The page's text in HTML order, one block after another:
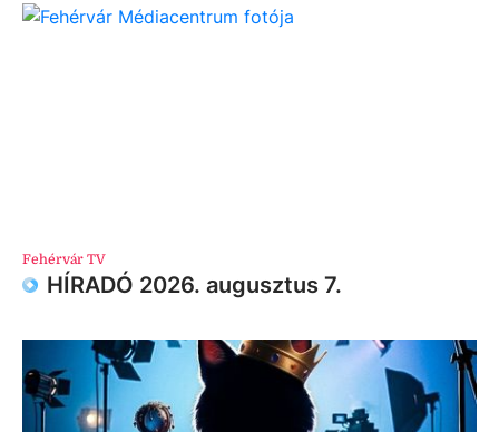
Fehérvár TV
HÍRADÓ 2026. augusztus 7.